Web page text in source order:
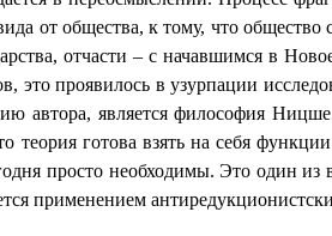
от общества, к тому, что общество
отчасти – с начавшимся в
проявилось в узурпации
автора, является философия
теория готова взять на себя
просто необходимы. Это один
применением